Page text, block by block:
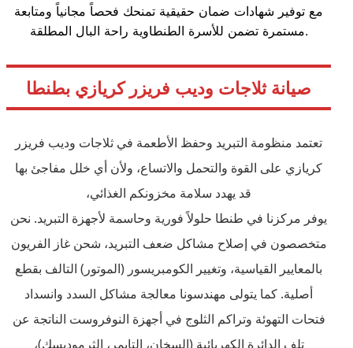
مع توفير شهادات ضمان حقيقية تمنحك فحصاً مجانياً ومتابعة
مستمرة تضمن للأسرة الطنطاوية راحة البال المطلقة.
صيانة ثلاجات وديب فريزر كريازي بطنطا
تعتمد منظومة التبريد وحفظ الأطعمة في ثلاجات وديب فريزر
كريازي على القوة والتحمل والاتساع، ولأن أي خلل مفاجئ بها
قد يهدد سلامة مخزونكم الغذائي،
يوفر مركزنا في طنطا حلولاً فورية وحاسمة لأجهزة التبريد. نحن
متخصصون في إصلاح مشاكل ضعف التبريد، شحن غاز الفريون
بالمعايير القياسية، وتغيير الكومبريسور (الموتور) التالف بقطع
أصلية. كما يتولى مهندسونا معالجة مشاكل السدد وانسداد
فتحات التهوئة وتراكم الثلوج في أجهزة النوفروست الناتجة عن
تلف الدائرة الكهربائية (السخان، التايمر، الثرموديسك)،